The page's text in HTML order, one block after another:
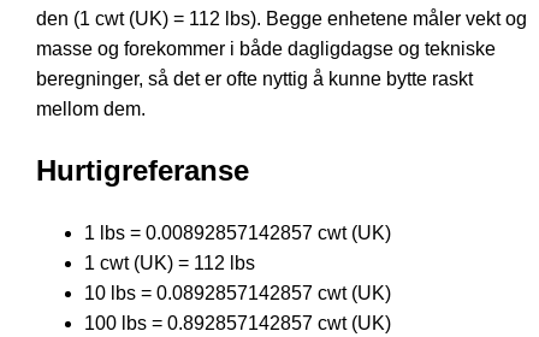
den (1 cwt (UK) = 112 lbs). Begge enhetene måler vekt og
masse og forekommer i både dagligdagse og tekniske
beregninger, så det er ofte nyttig å kunne bytte raskt
mellom dem.
Hurtigreferanse
1 lbs = 0.00892857142857 cwt (UK)
1 cwt (UK) = 112 lbs
10 lbs = 0.0892857142857 cwt (UK)
100 lbs = 0.892857142857 cwt (UK)